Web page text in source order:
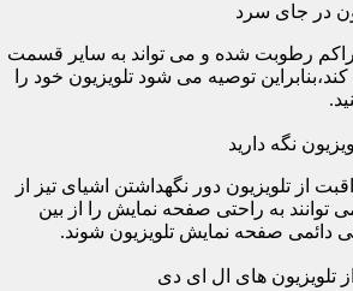
تراکم رطوبت شده و می تواند به سایر قسمت
توصیه می شود تلویزیون خود را
از تلویزیون دور نگهداشتن اشیای تیز از
توانند به راحتی صفحه نمایش را از بین
دائمی صفحه نمایش تلویزیون شوند.